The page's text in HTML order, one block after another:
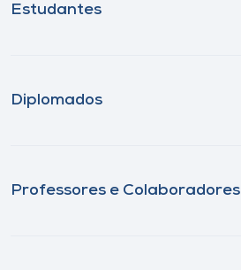
Estudantes
Diplomados
Professores e Colaboradores